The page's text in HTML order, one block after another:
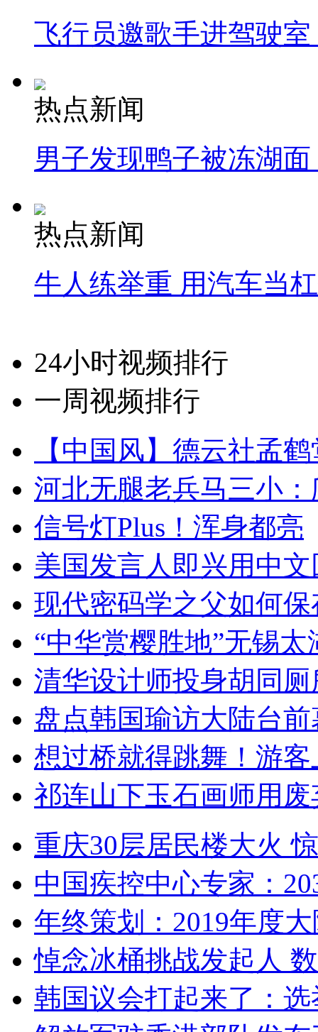
飞行员邀歌手进驾驶
热点新闻
男子发现鸭子被冻湖
热点新闻
牛人练举重 用汽车当
24小时视频排行
一周视频排行
【中国风】德云社孟
河北无腿老兵马三小
信号灯Plus！浑身都亮
美国发言人即兴用中
现代密码学之父如何
“中华赏樱胜地”无锡
清华设计师投身胡同
盘点韩国瑜访大陆台
想过桥就得跳舞！游客
祁连山下玉石画师用
重庆30层居民楼大火
中国疾控中心专家：
年终策划：2019年度
悼念冰桶挑战发起人
韩国议会打起来了：